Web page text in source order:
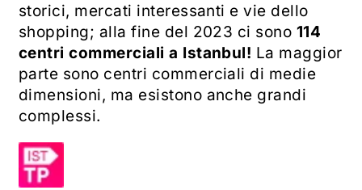
storici, mercati interessanti e vie dello
shopping; alla fine del 2023 ci sono 114
centri commerciali a Istanbul! La maggior
parte sono centri commerciali di medie
dimensioni, ma esistono anche grandi
complessi.